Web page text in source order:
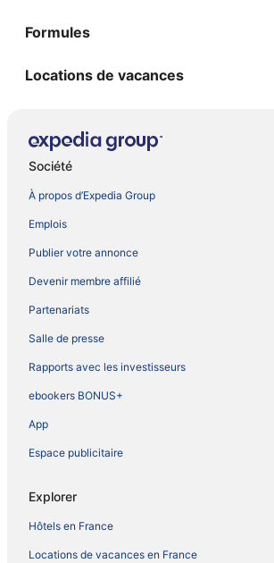
Formules
Locations de vacances
Société
À propos d’Expedia Group
Emplois
Publier votre annonce
Devenir membre affilié
Partenariats
Salle de presse
Rapports avec les investisseurs
ebookers BONUS+
App
Espace publicitaire
Explorer
Hôtels en France
Locations de vacances en France